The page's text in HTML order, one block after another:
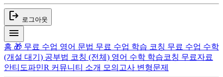
logout 로그아웃
menu
홈 🎁 무료 수업 영어 문법 무료 수업 학습 코칭 무료 수업 수학
(개설 대기) 공부법 코칭 (전체) 영어 수학 학습코칭 무료자료
안티도파민R 커뮤니티 소개 모의고사 변형문제